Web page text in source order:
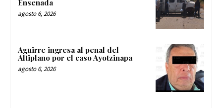
Ensenada
agosto 6, 2026
Aguirre ingresa al penal del
Altiplano por el caso Ayotzinapa
agosto 6, 2026